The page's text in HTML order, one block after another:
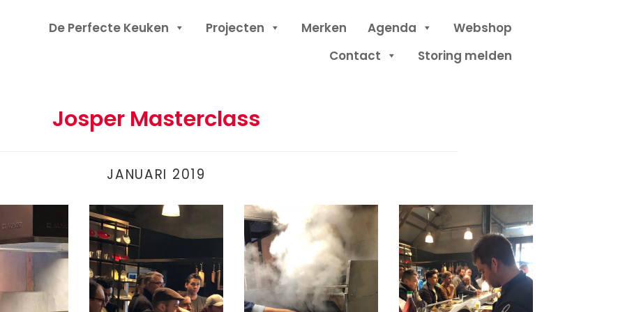
Header
De Perfecte Keuken Projecten Merken Agenda
Webshop
Contact
Storing melden
Josper Masterclass
JANUARI 2019